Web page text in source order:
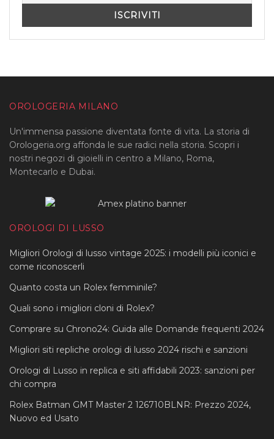
OROLOGERIA MILANO
Un'immensa passione diventata fonte di vita. La storia di
Orologeria.org affonda le sue radici nella storia. Scopri i
nostri negozi di gioielli in centro a Milano, Roma,
Montecarlo e Dubai.
OROLOGI DI LUSSO
Migliori Orologi di lusso vintage 2025: i modelli più iconici e
come riconoscerli
Quanto costa un Rolex femminile?
Quali sono i migliori cloni di Rolex?
Comprare su Chrono24: Guida alle Domande frequenti 2024
Migliori siti repliche orologi di lusso 2024 rischi e sanzioni
Orologi di Lusso in replica e siti affidabili 2023: sanzioni per
chi compra
Rolex Batman GMT Master 2 126710BLNR: Prezzo 2024,
Nuovo ed Usato